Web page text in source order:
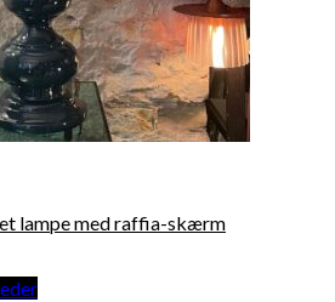
lampe med raffia-skærm